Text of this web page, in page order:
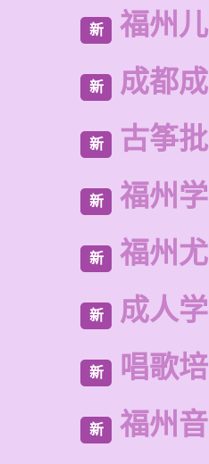
新 福州
新 成都
新 古筝
新 福州
新 福州
新 成人
新 唱歌
新 福州